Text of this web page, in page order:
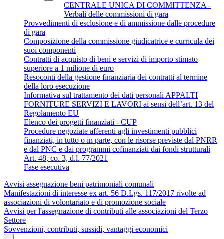
CENTRALE UNICA DI COMMITTENZA -
Verbali delle commissioni di gara
Provvedimenti di esclusione e di ammissione dalle procedure
di gara
Composizione della commissione giudicatrice e curricula dei
suoi componenti
Contratti di acquisto di beni e servizi di importo stimato
superiore a 1 milione di euro
Resoconti della gestione finanziaria dei contratti al termine
della loro esecuzione
Informativa sul trattamento dei dati personali APPALTI
FORNITURE SERVIZI E LAVORI ai sensi dell’art. 13 del
Regolamento EU
Elenco dei progetti finanziati - CUP
Procedure negoziate afferenti agli investimenti pubblici
finanziati, in tutto o in parte, con le risorse previste dal PNRR
e dal PNC e dai programmi cofinanziati dai fondi strutturali
Art. 48, co. 3, d.l. 77/2021
Fase esecutiva
Avvisi assegnazione beni patrimoniali comunali
Manifestazioni di interesse ex art. 56 D.Lgs. 117/2017 rivolte ad
associazioni di volontariato e di promozione sociale
Avvisi per l'assegnazione di contributi alle associazioni del Terzo
Settore
Sovvenzioni, contributi, sussidi, vantaggi economici